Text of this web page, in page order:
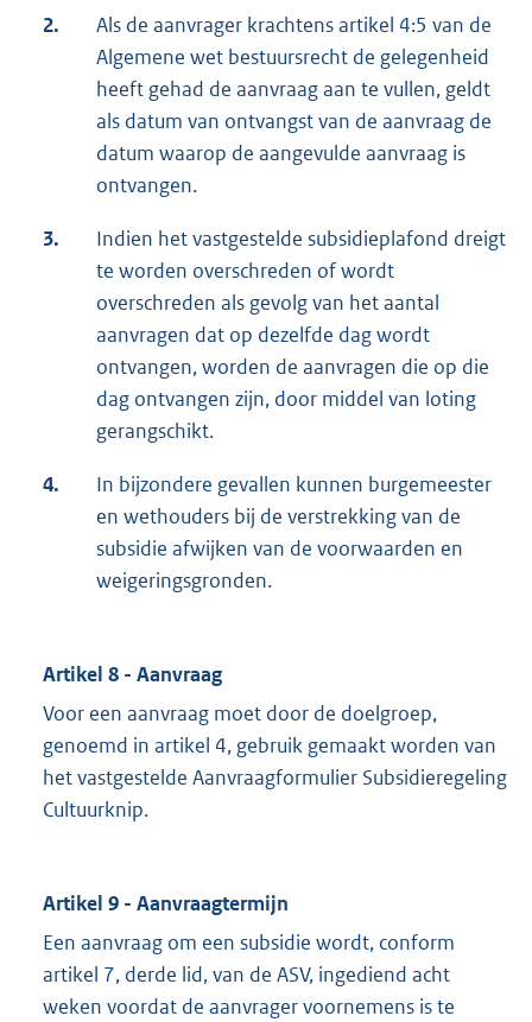
2.
Als de aanvrager krachtens artikel 4:5 van de
Algemene wet bestuursrecht de gelegenheid
heeft gehad de aanvraag aan te vullen, geldt
als datum van ontvangst van de aanvraag de
datum waarop de aangevulde aanvraag is
ontvangen.
3.
Indien het vastgestelde subsidieplafond dreigt
te worden overschreden of wordt
overschreden als gevolg van het aantal
aanvragen dat op dezelfde dag wordt
ontvangen, worden de aanvragen die op die
dag ontvangen zijn, door middel van loting
gerangschikt.
4.
In bijzondere gevallen kunnen burgemeester
en wethouders bij de verstrekking van de
subsidie afwijken van de voorwaarden en
weigeringsgronden.
Artikel 8 - Aanvraag
Voor een aanvraag moet door de doelgroep,
genoemd in artikel 4, gebruik gemaakt worden van
het vastgestelde Aanvraagformulier Subsidieregeling
Cultuurknip.
Artikel 9 - Aanvraagtermijn
Een aanvraag om een subsidie wordt, conform
artikel 7, derde lid, van de ASV, ingediend acht
weken voordat de aanvrager voornemens is te